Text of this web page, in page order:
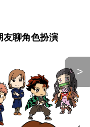
友聊角色扮演
>